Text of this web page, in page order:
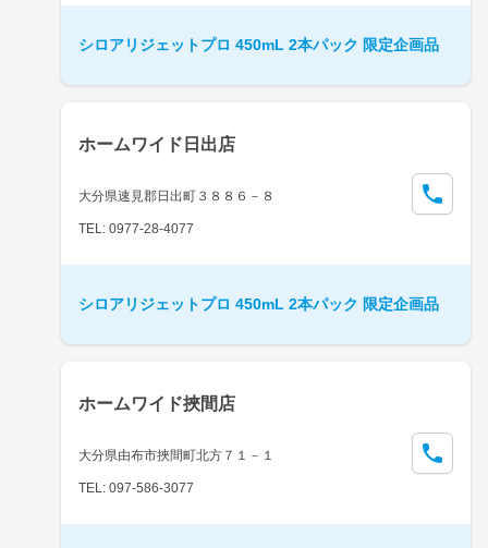
シロアリジェットプロ 450mL 2本パック 限定企画品
ホームワイド日出店
大分県速見郡日出町３８８６－８
TEL: 0977-28-4077
シロアリジェットプロ 450mL 2本パック 限定企画品
ホームワイド挾間店
大分県由布市挾間町北方７１－１
TEL: 097-586-3077